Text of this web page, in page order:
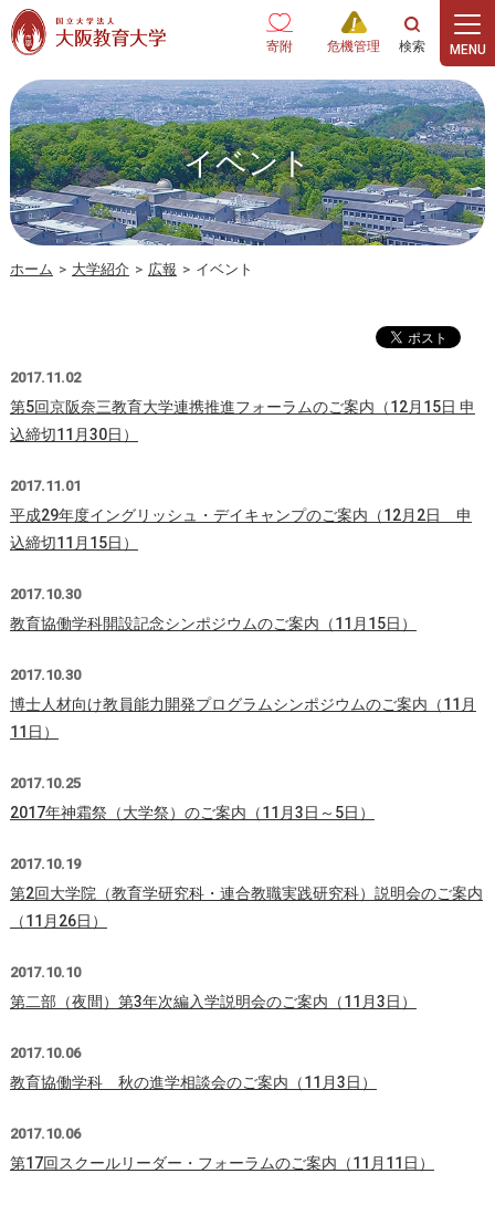
本文へ
寄附 危機管理
イベント
ホーム > 大学紹介 > 広報 > イベント
2017.11.02
第5回京阪奈三教育大学連携推進フォーラムのご案内（12月15日 申
込締切11月30日）
2017.11.01
平成29年度イングリッシュ・デイキャンプのご案内（12月2日 申
込締切11月15日）
2017.10.30
教育協働学科開設記念シンポジウムのご案内（11月15日）
2017.10.30
博士人材向け教員能力開発プログラムシンポジウムのご案内（11月
11日）
2017.10.25
2017年神霜祭（大学祭）のご案内（11月3日～5日）
2017.10.19
第2回大学院（教育学研究科・連合教職実践研究科）説明会のご案内
（11月26日）
2017.10.10
第二部（夜間）第3年次編入学説明会のご案内（11月3日）
2017.10.06
教育協働学科 秋の進学相談会のご案内（11月3日）
2017.10.06
第17回スクールリーダー・フォーラムのご案内（11月11日）